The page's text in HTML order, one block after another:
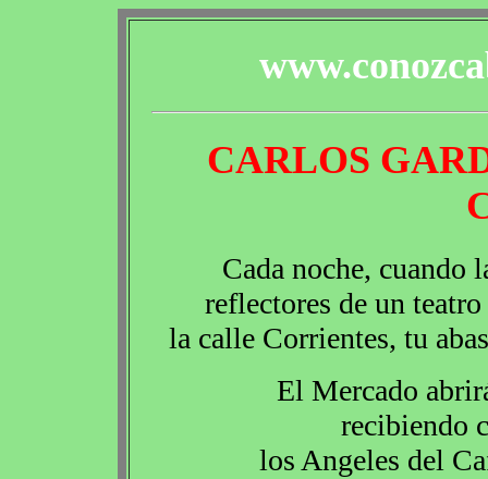
CARLOS
Cada noche, cuando
reflectores de un
la calle Corrientes, tu
El Mercado
recibiendo
los Angeles del